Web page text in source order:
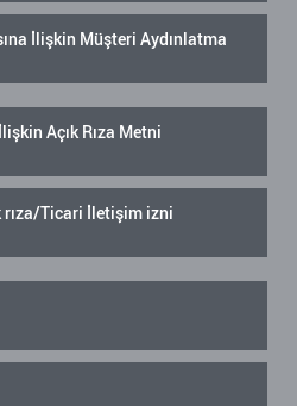
İlişkin Müşteri Aydınlatma
Açık Rıza Metni
Ticari İletişim izni